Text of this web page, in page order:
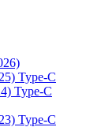
Type-C
Type-C
Type-C